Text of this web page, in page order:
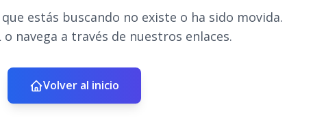
estás buscando no existe o ha sido movida.
o navega a través de nuestros enlaces.
Volver al inicio